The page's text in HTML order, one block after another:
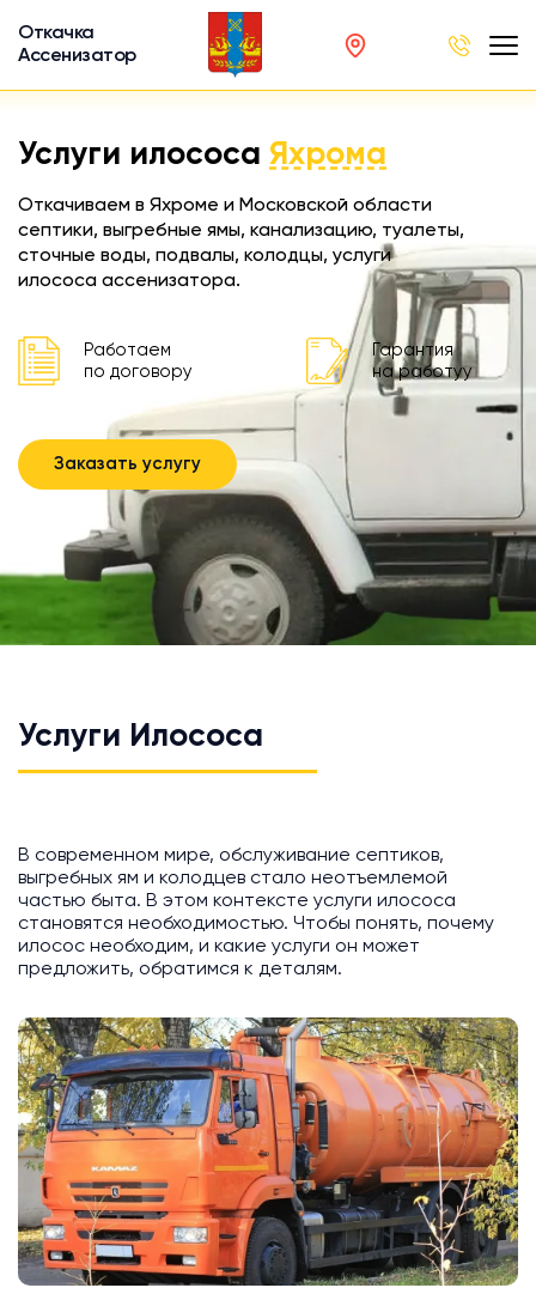
Откачка
Ассенизатор
Услуги илососа Яхрома
Откачиваем в Яхроме и Московской области
септики, выгребные ямы, канализацию, туалеты,
сточные воды, подвалы, колодцы, услуги
илососа ассенизатора.
Работаем
по договору
Гарантия
на работуу
Заказать услугу
Услуги Илососа
В современном мире, обслуживание септиков,
выгребных ям и колодцев стало неотъемлемой
частью быта. В этом контексте услуги илососа
становятся необходимостью. Чтобы понять, почему
илосос необходим, и какие услуги он может
предложить, обратимся к деталям.